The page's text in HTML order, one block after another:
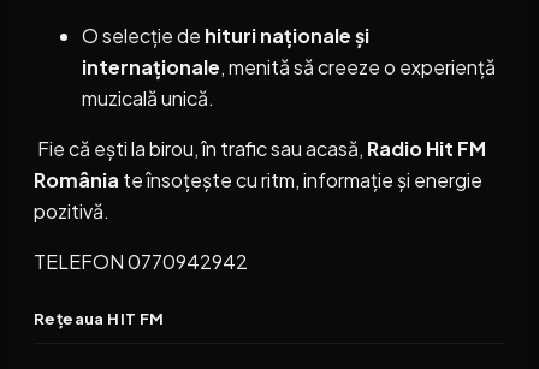
O selecție de hituri naționale și
internaționale, menită să creeze o experiență
muzicală unică.
Fie că ești la birou, în trafic sau acasă, Radio Hit FM
România te însoțește cu ritm, informație și energie
pozitivă.
TELEFON 0770942942
Rețeaua HIT FM